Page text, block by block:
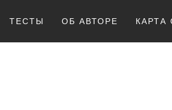
ТЕСТЫ ОБ АВТОРЕ КАРТА